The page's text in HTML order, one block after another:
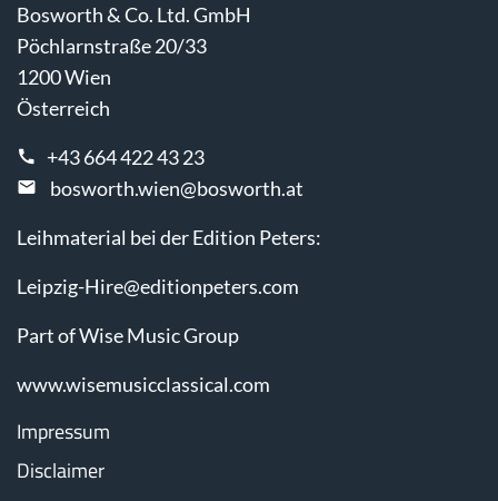
Bosworth & Co. Ltd. GmbH
Pöchlarnstraße 20/33
1200 Wien
Österreich
+43 664 422 43 23
bosworth.wien@bosworth.at
Leihmaterial bei der Edition Peters:
Leipzig-Hire@editionpeters.com
Part of Wise Music Group
www.wisemusicclassical.com
Impressum
Disclaimer